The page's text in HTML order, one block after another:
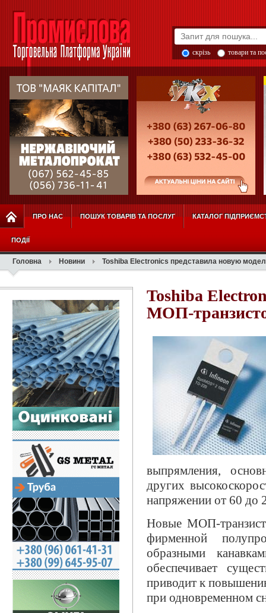
скрізь товари та
ПРО НАС ПОШУК ТОВАРІВ ТА ПОСЛУГ КАТАЛОГ
ПОДІЇ
Головна Новини Toshiba Electronics представила новую
Toshiba
МОП-
выпрямления,
других
напряжении от 60 до
Новые МОП-
фирменной
образными
обеспечивает
приводит к
при одновременном